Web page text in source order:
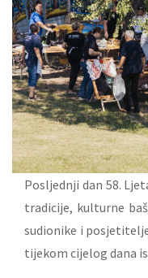
Posljednji dan 58.
tradicije, kulturne
sudionike i
tijekom cijelog dana